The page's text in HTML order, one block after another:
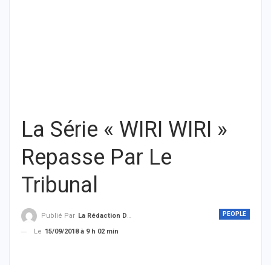
La Série « WIRI WIRI »
Repasse Par Le
Tribunal
PEOPLE
Publié Par La Rédaction De THIEYSENEGAL.com
Le 15/09/2018 à 9 h 02 min